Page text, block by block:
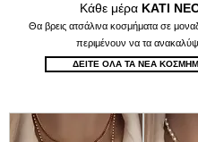
Κάθε μέρα ΚΑΤΙ
Θα βρεις ατσάλινα κοσμήματα σε
περιμένουν να τα
ΔΕΙΤΕ ΟΛΑ ΤΑ ΝΕΑ